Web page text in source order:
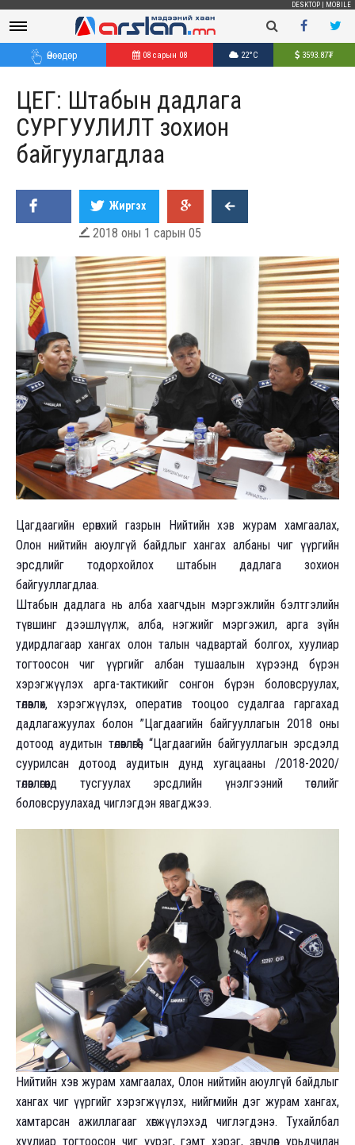
DESKTOP MOBILE
Өнөөдөр 08 сарын 08 22°C 3593.87₮
ЦЕГ: Штабын дадлага
СУРГУУЛИЛТ зохион
байгуулагдлаа
Жиргэх
 2018 оны 1 сарын 05
Цагдаагийн ерөнхий газрын Нийтийн хэв журам хамгаалах,
Олон нийтийн аюулгүй байдлыг хангах албаны чиг үүргийн
эрсдлийг тодорхойлох штабын дадлага зохион
байгууллагдлаа.
Штабын дадлага нь алба хаагчдын мэргэжлийн бэлтгэлийн
түвшинг дээшлүүлж, алба, нэгжийг мэргэжил, арга зүйн
удирдлагаар хангах олон талын чадвартай болгох, хуулиар
тогтоосон чиг үүргийг албан тушаалын хүрээнд бүрэн
хэрэгжүүлэх арга-тактикийг сонгон бүрэн боловсруулах,
төлөвлөх, хэрэгжүүлэх, оператив тооцоо судалгаа гаргахад
дадлагажуулах болон ”Цагдаагийн байгууллагын 2018 оны
дотоод аудитын төлөвлөгөө”, “Цагдаагийн байгууллагын эрсдэлд
суурилсан дотоод аудитын дунд хугацааны /2018-2020/
төлөвлөгөөнд тусгуулах эрсдлийн үнэлгээний төслийг
боловсруулахад чиглэгдэн явагджээ.
Нийтийн хэв журам хамгаалах, Олон нийтийн аюулгүй байдлыг
хангах чиг үүргийг хэрэгжүүлэх, нийгмийн дэг журам хангах,
хамтарсан ажиллагааг хөгжүүлэхэд чиглэгдэнэ. Тухайлбал
хуулиар тогтоосон чиг үүрэг, гэмт хэрэг, зөрчлөөс урьдчилан